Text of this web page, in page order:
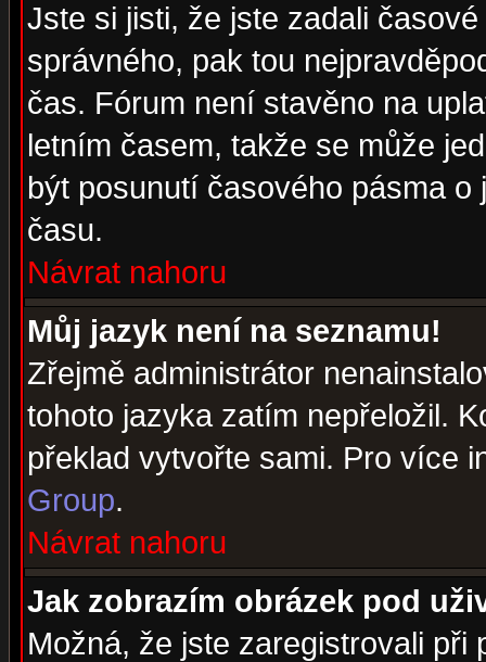
Jste si jisti, že jste zadali
správného, pak tou
čas. Fórum není stavěno na
letním časem, takže se může
být posunutí časového pásma
času.
Návrat nahoru
Můj jazyk není na seznamu!
Zřejmě administrátor
tohoto jazyka zatím nepřeložil.
překlad vytvořte sami. Pro více
Group.
Návrat nahoru
Jak zobrazím obrázek pod
Možná, že jste zaregistrovali